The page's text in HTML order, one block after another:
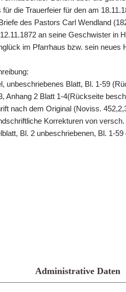
die Trauerfeier für den am
des Pastors Carl Wendland
an seine Geschwister in
im Pfarrhaus bzw. sein neues
unbeschriebenes Blatt, Bl. 1-59
Anhang 2 Blatt 1-4(Rückseite
nach dem Original (Noviss.
Korrekturen von
Bl. 2 unbeschriebenen, Bl. 1-
Administrative Daten